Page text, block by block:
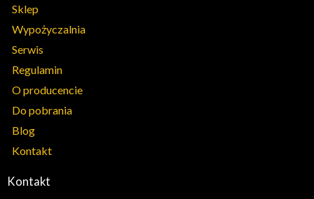
Sklep
Wypożyczalnia
Serwis
Regulamin
O producencie
Do pobrania
Blog
Kontakt
Kontakt